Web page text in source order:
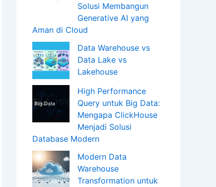
Solusi Membangun
Generative AI yang
Aman di Cloud
Data Warehouse vs
Data Lake vs
Lakehouse
High Performance
Query untuk Big Data:
Mengapa ClickHouse
Menjadi Solusi
Database Modern
Modern Data
Warehouse
Transformation untuk